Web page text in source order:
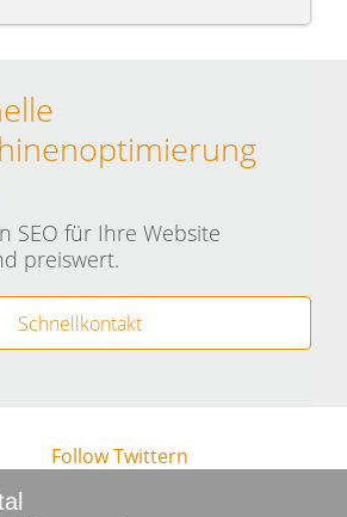
SEO für Ihre Website
preiswert.
Schnellkontakt
FollowTwittern